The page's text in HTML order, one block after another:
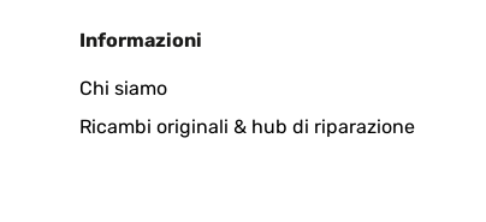
Informazioni
Chi siamo
Ricambi originali & hub di riparazione